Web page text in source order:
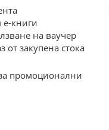
е-книги
на ваучер
от закупена стока
промоционални